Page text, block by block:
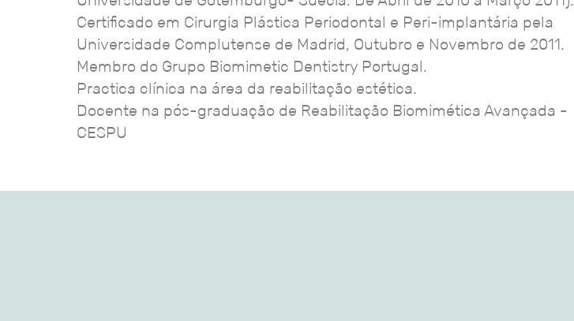
Certificado em Cirurgia Plástica Periodontal e Peri-implantária pela
Universidade Complutense de Madrid, Outubro e Novembro de 2011.
Membro do Grupo Biomimetic Dentistry Portugal.
Practica clínica na área da reabilitação estética.
​Docente na pós-graduação de Reabilitação Biomimética Avançada -
CESPU